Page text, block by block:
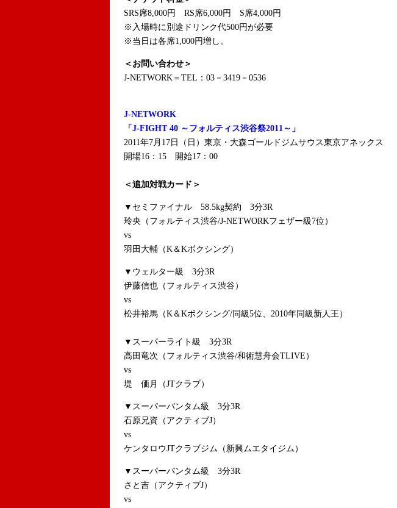
SRS席8,000円 RS席6,000円 S席4,000円
※入場時に別途ドリンク代500円が必要
※当日は各席1,000円増し。
＜お問い合わせ＞
J-NETWORK＝TEL：03－3419－0536
J-NETWORK
「J-FIGHT 40 ～フォルティス渋谷祭2011～」
2011年7月17日（日）東京・大森ゴールドジムサウス東京アネックス
開場16：15 開始17：00
＜追加対戦カード＞
▼セミファイナル 58.5kg契約 3分3R
玲央（フォルティス渋谷/J-NETWORKフェザー級7位）
vs
羽田大輔（K＆Kボクシング）
▼ウェルター級 3分3R
伊藤信也（フォルティス渋谷）
vs
松井裕馬（K＆Kボクシング/同級5位、2010年同級新人王）
▼スーパーライト級 3分3R
高田竜次（フォルティス渋谷/和術慧舟会TLIVE）
vs
堤 価月（JTクラブ）
▼スーパーバンタム級 3分3R
石原兄資（アクティブJ）
vs
ケンタロウJTクラブジム（新興ムエタイジム）
▼スーパーバンタム級 3分3R
さと吉（アクティブJ）
vs